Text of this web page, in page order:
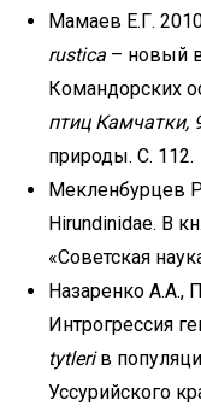
Мамаев Е.Г.
rustica – новый
Командорских
птиц Камчатки,
природы. С. 112.
Мекленбурцев
Hirundinidae. В
«Советская
Назаренко А.А.,
Интрогрессия
tytleriв
Уссурийского